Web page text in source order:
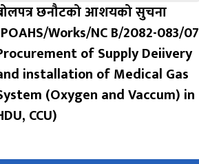
छनौटको आशयको सुचना
Works/NC B/2082-083/07
of Supply Deiivery
installation of Medical Gas
(Oxygen and Vaccum) in
CCU)